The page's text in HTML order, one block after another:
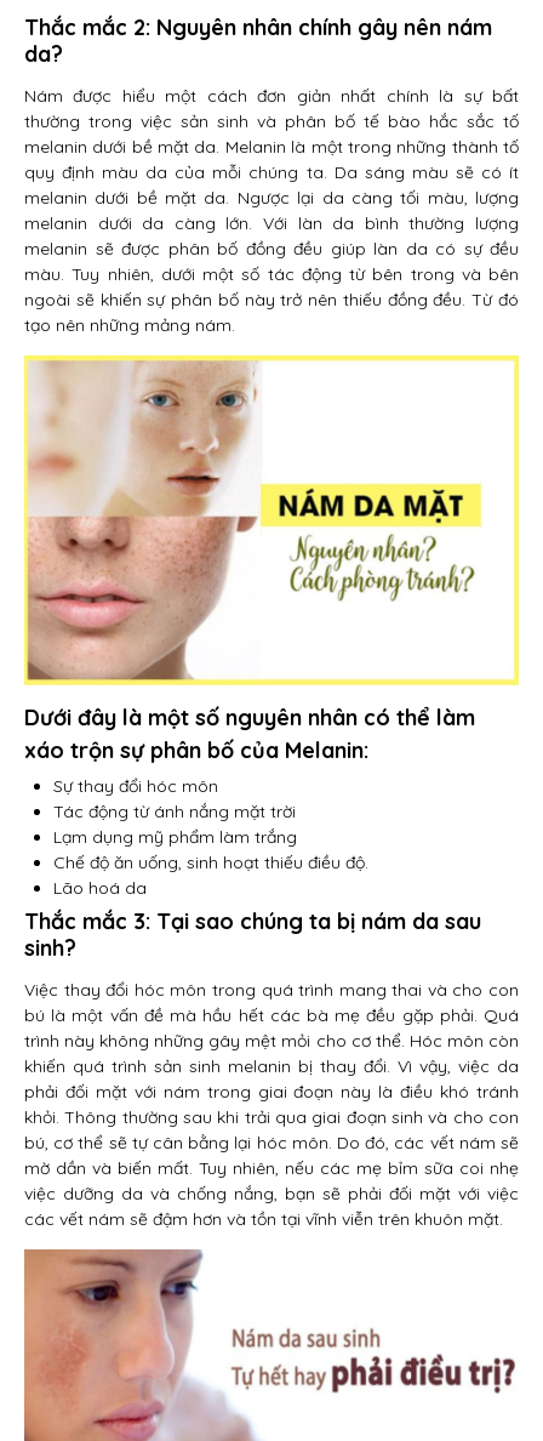
Thắc mắc 2: Nguyên nhân chính gây nên nám
da?
Nám được hiểu một cách đơn giản nhất chính là sự bất
thường trong việc sản sinh và phân bố tế bào hắc sắc tố
melanin dưới bề mặt da. Melanin là một trong những thành tố
quy định màu da của mỗi chúng ta. Da sáng màu sẽ có ít
melanin dưới bề mặt da. Ngược lại da càng tối màu, lượng
melanin dưới da càng lớn. Với làn da bình thường lượng
melanin sẽ được phân bố đồng đều giúp làn da có sự đều
màu. Tuy nhiên, dưới một số tác động từ bên trong và bên
ngoài sẽ khiến sự phân bố này trở nên thiếu đồng đều. Từ đó
tạo nên những mảng nám.
Dưới đây là một số nguyên nhân có thể làm
xáo trộn sự phân bố của Melanin:
Sự thay đổi hóc môn
Tác động từ ánh nắng mặt trời
Lạm dụng mỹ phẩm làm trắng
Chế độ ăn uống, sinh hoạt thiếu điều độ.
Lão hoá da
Thắc mắc 3: Tại sao chúng ta bị nám da sau
sinh?
Việc thay đổi hóc môn trong quá trình mang thai và cho con
bú là một vấn đề mà hầu hết các bà mẹ đều gặp phải. Quá
trình này không những gây mệt mỏi cho cơ thể. Hóc môn còn
khiến quá trình sản sinh melanin bị thay đổi. Vì vậy, việc da
phải đối mặt với nám trong giai đoạn này là điều khó tránh
khỏi. Thông thường sau khi trải qua giai đoạn sinh và cho con
bú, cơ thể sẽ tự cân bằng lại hóc môn. Do đó, các vết nám sẽ
mờ dần và biến mất. Tuy nhiên, nếu các mẹ bỉm sữa coi nhẹ
việc dưỡng da và chống nắng, bạn sẽ phải đối mặt với việc
các vết nám sẽ đậm hơn và tồn tại vĩnh viễn trên khuôn mặt.